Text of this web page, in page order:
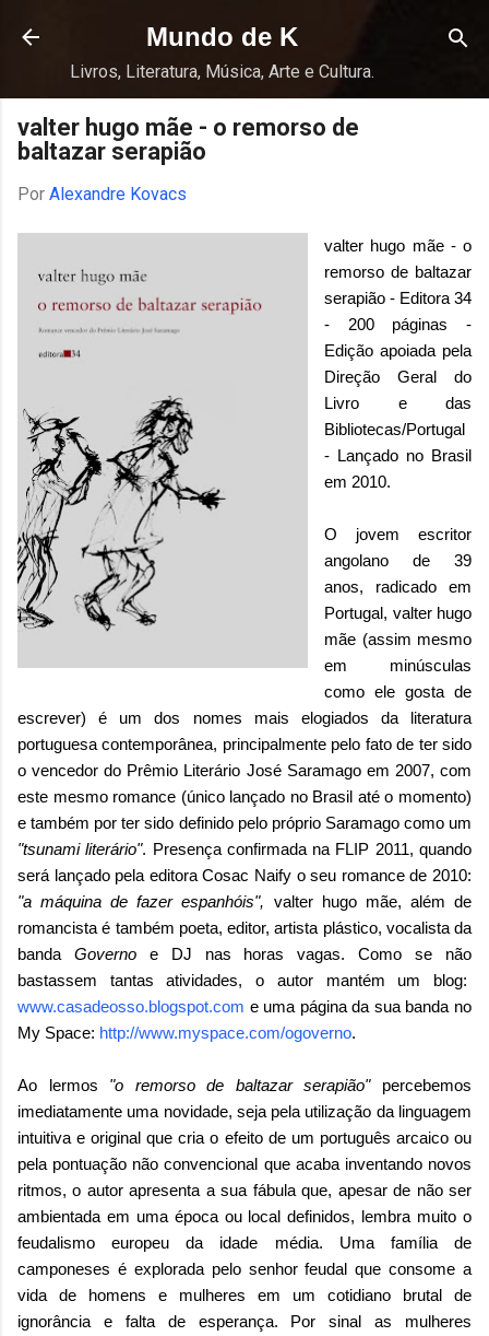
Pular para o conteúdo principal
Mundo de K
Livros, Literatura, Música, Arte e Cultura.
valter hugo mãe - o remorso de
baltazar serapião
Por Alexandre Kovacs
valter hugo mãe - o
remorso de baltazar
serapião - Editora 34
- 200 páginas -
Edição apoiada pela
Direção Geral do
Livro e das
Bibliotecas/Portugal
- Lançado no Brasil
em 2010.
O jovem escritor
angolano de 39
anos, radicado em
Portugal, valter hugo
mãe (assim mesmo
em minúsculas
como ele gosta de
escrever) é um dos nomes mais elogiados da literatura
portuguesa contemporânea, principalmente pelo fato de ter sido
ovencedor do Prêmio Literário José Saramago em 2007, com
este mesmo romance (único lançado no Brasil até o momento)
e também por ter sido definido pelo próprio Saramago como um
"tsunami literário". Presença confirmada na FLIP 2011, quando
será lançado pela editora Cosac Naify o seu romance de 2010:
"a máquina de fazer espanhóis", valter hugo mãe, além de
romancista é também poeta, editor, artista plástico, vocalista da
banda Governoe DJ nas horas vagas. Como se não
bastassem tantas atividades, o autor mantém um blog:
www.casadeosso.blogspot.com e uma página da sua banda no
My Space: http://www.myspace.com/ogoverno.
Ao lermos "o remorso de baltazar serapião"percebemos
imediatamente uma novidade, seja pela utilização da linguagem
intuitiva e original que cria o efeito de um português arcaico ou
pela pontuação não convencional que acaba inventando novos
ritmos, o autor apresenta a sua fábula que, apesar de não ser
ambientada em uma época ou local definidos, lembra muito o
feudalismo europeu da idade média. Uma família de
camponeses é explorada pelo senhor feudal que consome a
vida de homens e mulheres em um cotidiano brutal de
ignorância e falta de esperança. Por sinal as mulheres